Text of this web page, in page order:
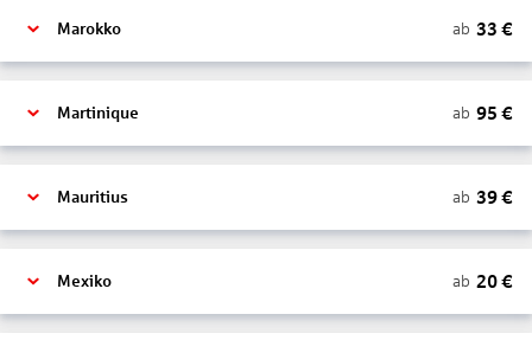
Marokko ab 33 €
Martinique ab 95 €
Mauritius ab 39€
Mexiko ab 20€